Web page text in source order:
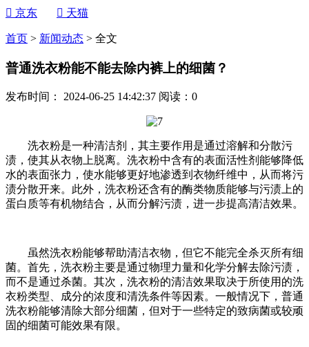
 京东  天猫
首页 > 新闻动态 > 全文
普通洗衣粉能不能去除内裤上的细菌？
发布时间： 2024-06-25 14:42:37 阅读： 0
洗衣粉是一种清洁剂，其主要作用是通过溶解和分散污
渍，使其从衣物上脱离。洗衣粉中含有的表面活性剂能够降低
水的表面张力，使水能够更好地渗透到衣物纤维中，从而将污
渍分散开来。此外，洗衣粉还含有的酶类物质能够与污渍上的
蛋白质等有机物结合，从而分解污渍，进一步提高清洁效果。
虽然洗衣粉能够帮助清洁衣物，但它不能完全杀灭所有细
菌。首先，洗衣粉主要是通过物理力量和化学分解去除污渍，
而不是通过杀菌。其次，洗衣粉的清洁效果取决于所使用的洗
衣粉类型、成分的浓度和清洗条件等因素。一般情况下，普通
洗衣粉能够清除大部分细菌，但对于一些特定的致病菌或较顽
固的细菌可能效果有限。